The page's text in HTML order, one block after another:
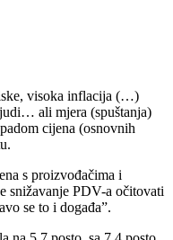
visoka inflacija (…)
ali mjera (spuštanja)
cijena (osnovnih
s proizvođačima i
snižavanje PDV-a očitovati
se to i događa”.